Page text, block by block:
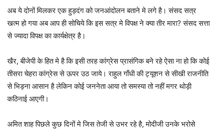
अब ये दोनों मिलकर एक हुड़दंग को जनआंदोलन बताने मे लगे है। संसद सत्र
खत्म हो गया अब आप ही सोचिये कि इस सत्र मे विपक्ष ने क्या तीर मारा? संसद सत्ता
से ज्यादा विपक्ष का कार्यक्षेत्र है।
खैर, बीजेपी के हित मे है कि इसी तरह कांग्रेस प्रासंगिक बने रहे ऐसा ना हो कि कोई
तीसरा चेहरा कांग्रेस से ऊपर उठ जाये। राहुल गाँधी की ट्यूशन से सीखी राजनीति
से भिड़ना आसान है लेकिन कोई जननेता आया तो समस्या तो नहीं मगर थोड़ी
कठिनाई आएगी।
अमित शाह पिछले कुछ दिनों मे जिस तेजी से उभर रहे है, मोदीजी उनके भरोसे